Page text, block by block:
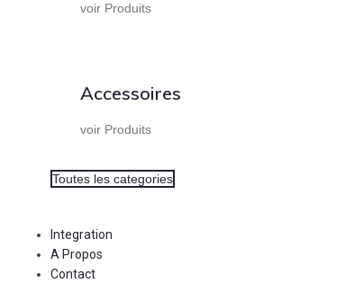
voir Produits
Accessoires
voir Produits
Toutes les categories
Integration
A Propos
Contact